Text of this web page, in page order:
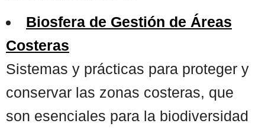
Biosfera de Gestión de Áreas
Costeras
Sistemas y prácticas para proteger y
conservar las zonas costeras, que
son esenciales para la biodiversidad